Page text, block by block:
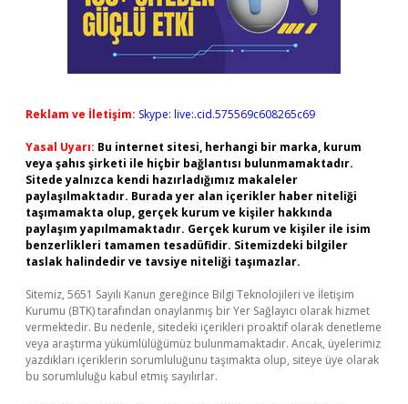
Reklam ve İletişim: Skype: live:.cid.575569c608265c69
Yasal Uyarı: Bu internet sitesi, herhangi bir marka, kurum
veya şahıs şirketi ile hiçbir bağlantısı bulunmamaktadır.
Sitede yalnızca kendi hazırladığımız makaleler
paylaşılmaktadır. Burada yer alan içerikler haber niteliği
taşımamakta olup, gerçek kurum ve kişiler hakkında
paylaşım yapılmamaktadır. Gerçek kurum ve kişiler ile isim
benzerlikleri tamamen tesadüfidir. Sitemizdeki bilgiler
taslak halindedir ve tavsiye niteliği taşımazlar.
Sitemiz, 5651 Sayılı Kanun gereğince Bilgi Teknolojileri ve İletişim
Kurumu (BTK) tarafından onaylanmış bir Yer Sağlayıcı olarak hizmet
vermektedir. Bu nedenle, sitedeki içerikleri proaktif olarak denetleme
veya araştırma yükümlülüğümüz bulunmamaktadır. Ancak, üyelerimiz
yazdıkları içeriklerin sorumluluğunu taşımakta olup, siteye üye olarak
bu sorumluluğu kabul etmiş sayılırlar.